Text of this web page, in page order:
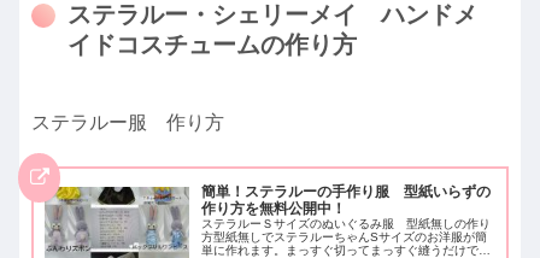
ステラルー・シェリーメイ ハンドメ
イドコスチュームの作り方
ステラルー服 作り方
簡単！ステラルーの手作り服 型紙いらずの
作り方を無料公開中！
ステラルーＳサイズのぬいぐるみ服 型紙無しの作り
方型紙無しでステラルーちゃんSサイズのお洋服が簡
単に作れます。まっすぐ切ってまっすぐ縫うだけで完